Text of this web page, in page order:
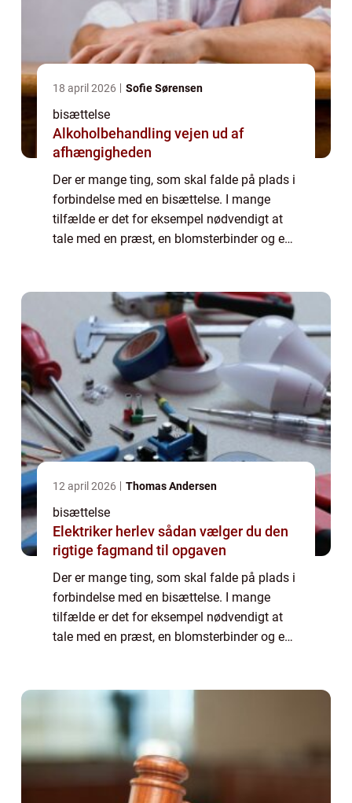
18 april 2026 Sofie Sørensen
bisættelse
Alkoholbehandling vejen ud af
afhængigheden
Der er mange ting, som skal falde på plads i
forbindelse med en bisættelse. I mange
tilfælde er det for eksempel nødvendigt at
tale med en præst, en blomsterbinder og en
12 april 2026 Thomas Andersen
bisættelse
Elektriker herlev sådan vælger du den
rigtige fagmand til opgaven
Der er mange ting, som skal falde på plads i
forbindelse med en bisættelse. I mange
tilfælde er det for eksempel nødvendigt at
tale med en præst, en blomsterbinder og en